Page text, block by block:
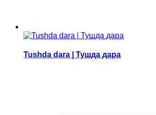
Tushda dara | Тушда дара